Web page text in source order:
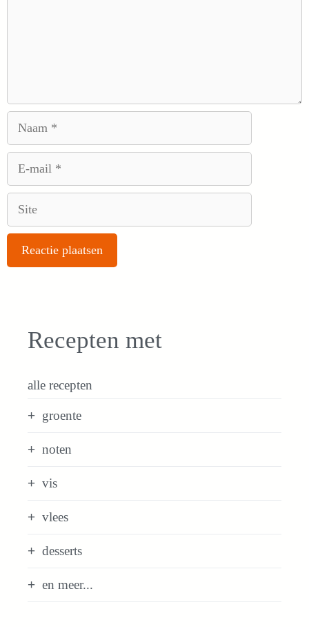
Recepten met
alle recepten
groente
noten
vis
vlees
desserts
en meer...